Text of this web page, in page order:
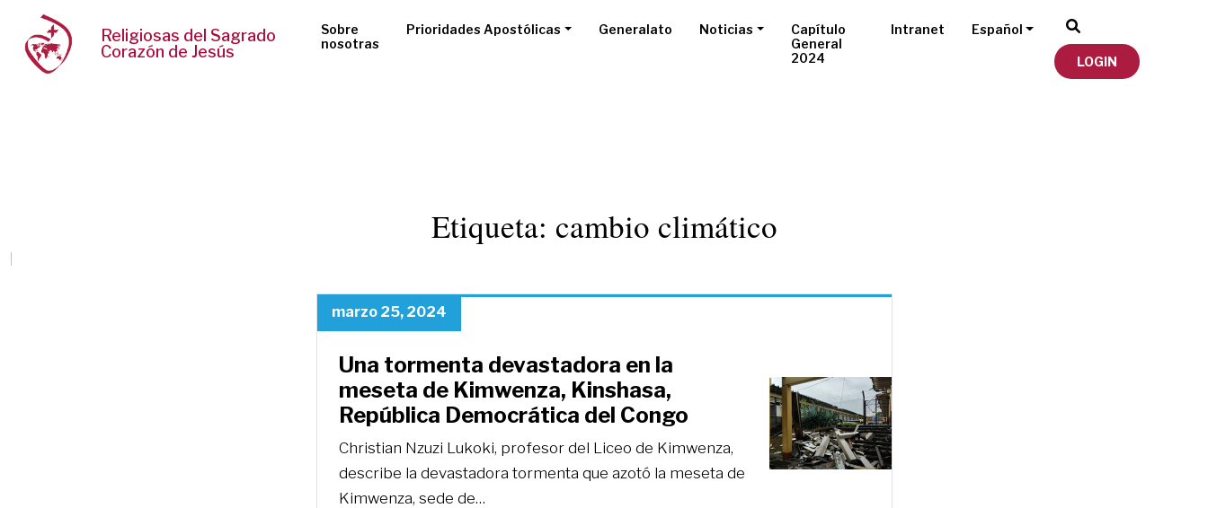
Religiosas del Sagrado
Corazón de Jesús
Sobre
nosotras
Prioridades Apostólicas Generalato Noticias
Capítulo
General
2024
Intranet Español
LOGIN
Etiqueta: cambio climático
marzo 25, 2024
Una tormenta devastadora en la
meseta de Kimwenza, Kinshasa,
República Democrática del Congo
Christian Nzuzi Lukoki, profesor del Liceo de Kimwenza,
describe la devastadora tormenta que azotó la meseta de
Kimwenza, sede de…